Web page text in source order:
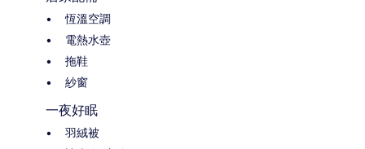
恆溫空調
電熱水壺
拖鞋
紗窗
一夜好眠
羽絨被